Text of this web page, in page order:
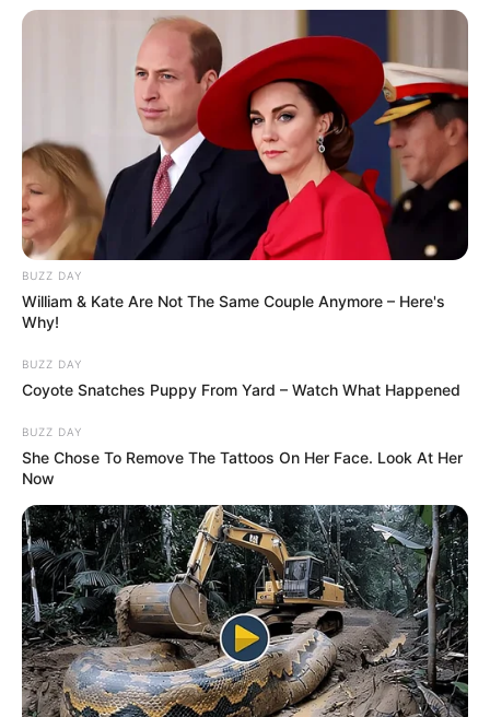
BUZZ DAY
William & Kate Are Not The Same Couple Anymore – Here's
Why!
BUZZ DAY
Coyote Snatches Puppy From Yard – Watch What Happened
BUZZ DAY
She Chose To Remove The Tattoos On Her Face. Look At Her
Now